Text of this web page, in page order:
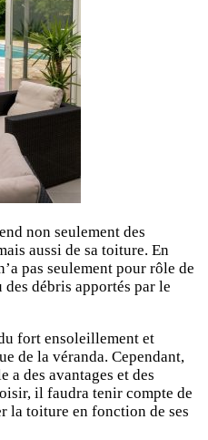
non seulement des
aussi de sa toiture. En
pas seulement pour rôle de
débris apportés par le
fort ensoleillement et
de la véranda. Cependant,
a des avantages et des
il faudra tenir compte de
la toiture en fonction de ses